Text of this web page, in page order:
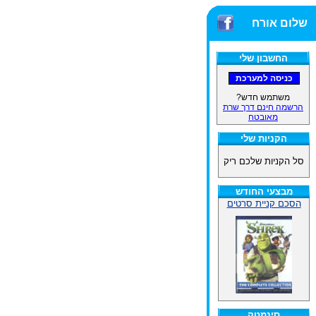
שלום אורח
החשבון שלי
משתמש חדש?
הרשמה חינם דרך שרת
מאובטח
הקניות שלי
סל הקניות שלכם ריק
מבצעי החודש
הסכם קניית סרטים